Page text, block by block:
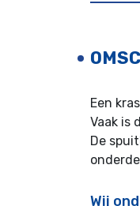
Een
Vaak is
De
Wij